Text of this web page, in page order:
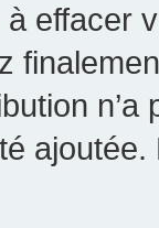
effacer
n’a